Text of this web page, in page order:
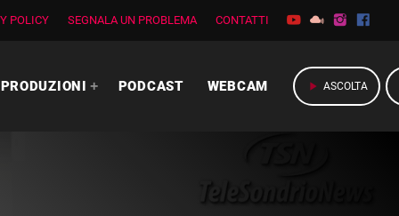
POLICY SEGNALA UN PROBLEMA CONTATTI
PRODUZIONI PODCAST WEBCAM play_arrow ASCOLTA